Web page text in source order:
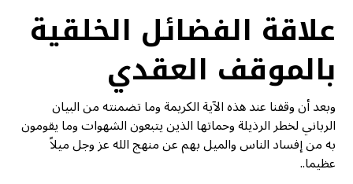
علاقة الفضائل الخلقية
بالموقف العقدي
وبعد أن وقفنا عند هذه الآية الكريمة وما تضمنته من البيان
الرباني لخطر الرذيلة وحماتها الذين يتبعون الشهوات وما يقومون
به من إفساد الناس والميل بهم عن منهج الله عز وجل ميلاً
عظيما..